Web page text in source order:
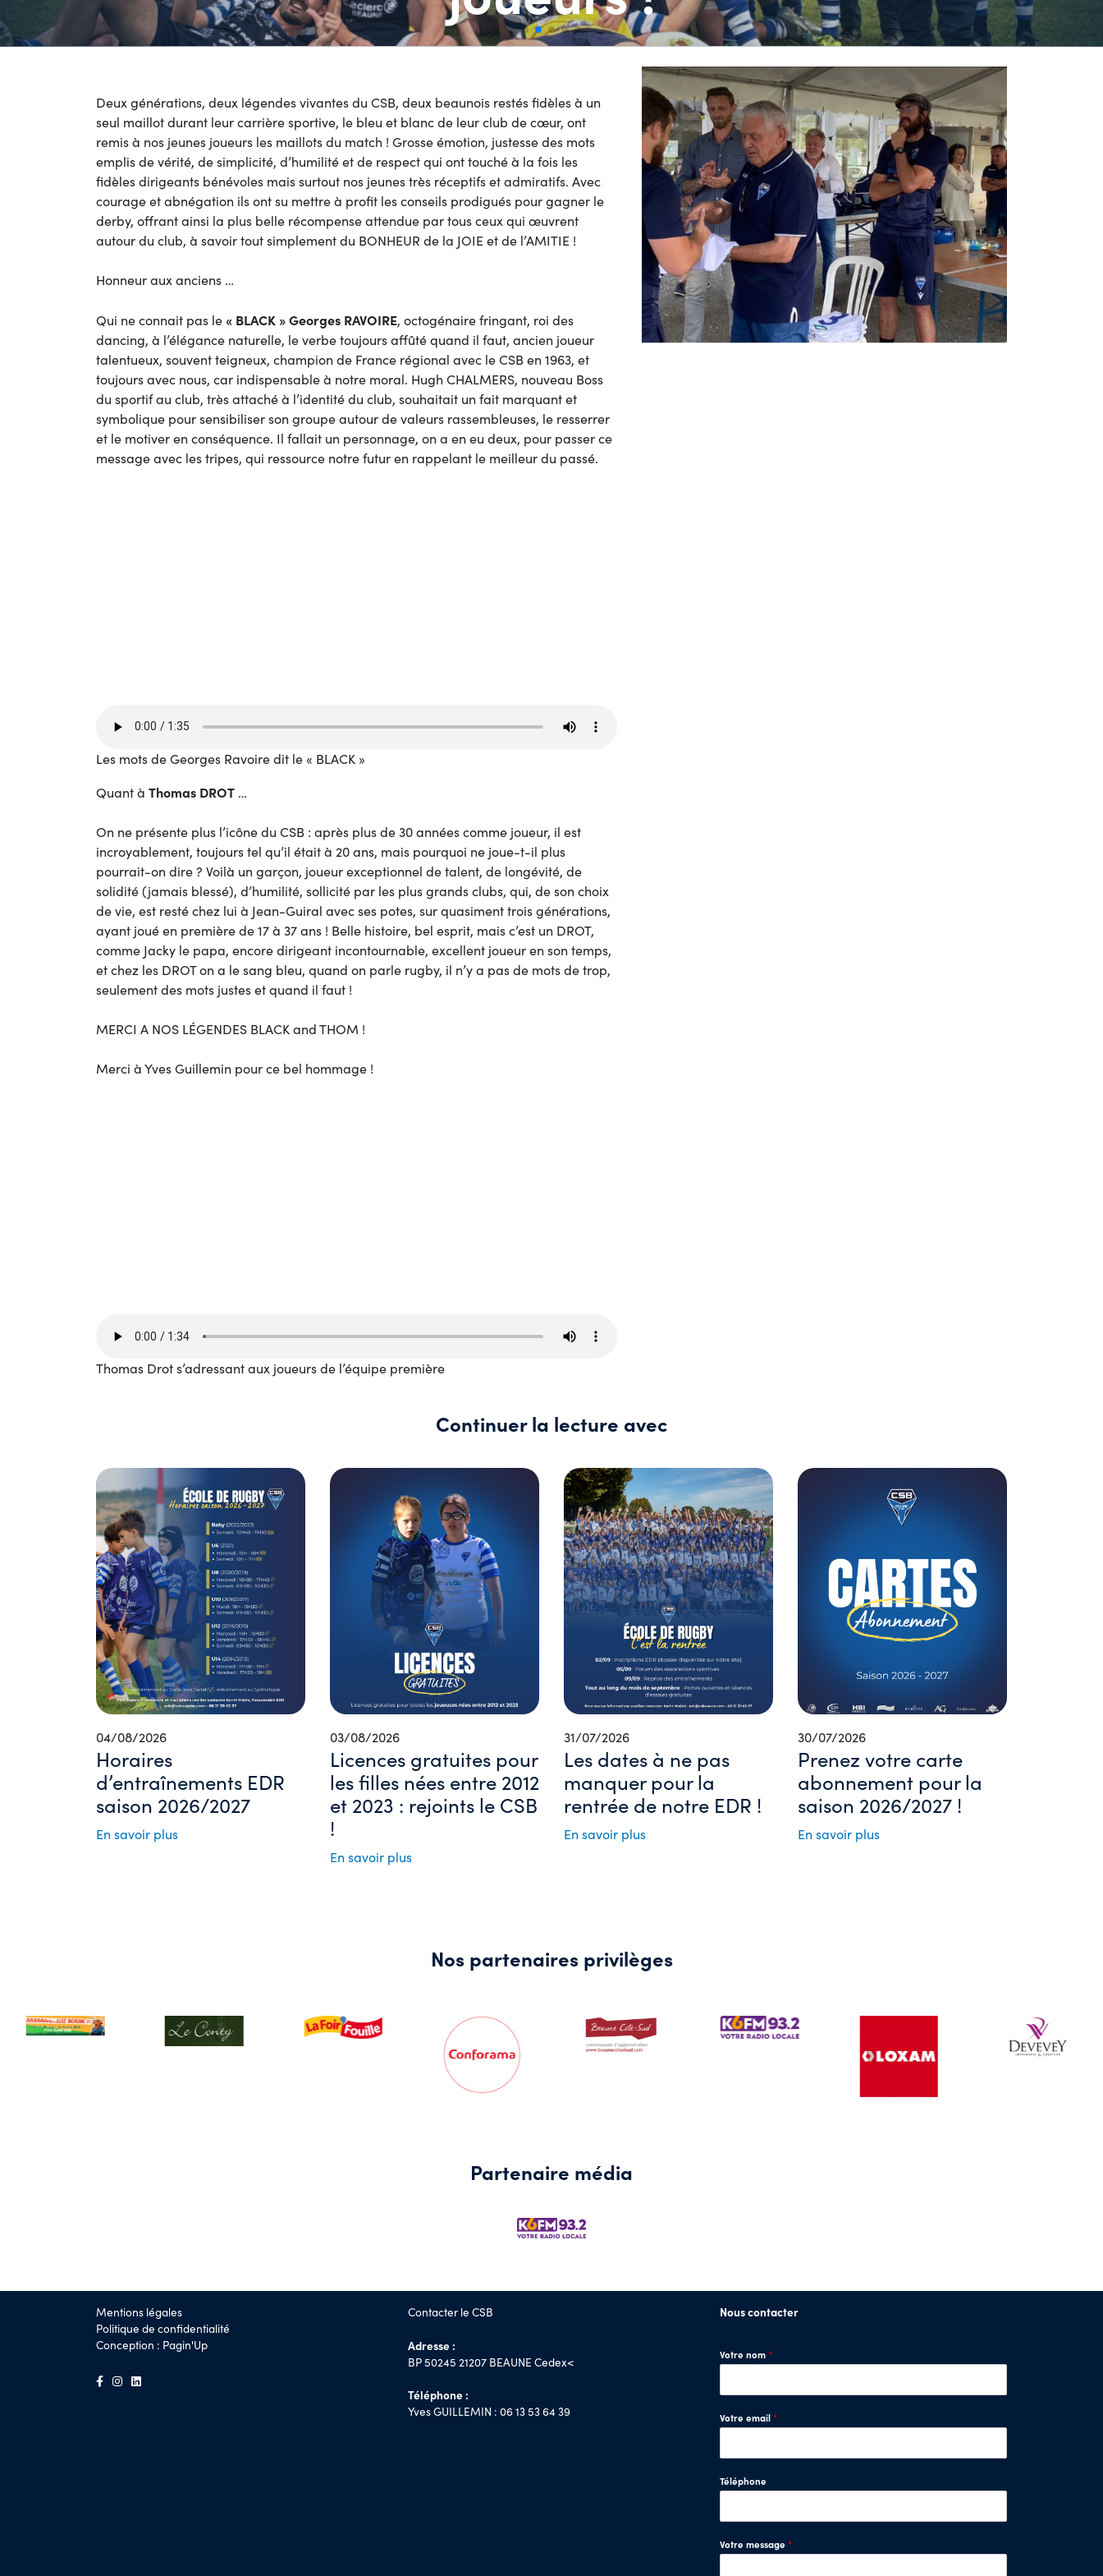
Deux générations, deux légendes vivantes du CSB, deux beaunois restés fidèles à un
seul maillot durant leur carrière sportive, le bleu et blanc de leur club de cœur, ont
remis à nos jeunes joueurs les maillots du match ! Grosse émotion, justesse des mots
emplis de vérité, de simplicité, d’humilité et de respect qui ont touché à la fois les
fidèles dirigeants bénévoles mais surtout nos jeunes très réceptifs et admiratifs. Avec
courage et abnégation ils ont su mettre à profit les conseils prodigués pour gagner le
derby, offrant ainsi la plus belle récompense attendue par tous ceux qui œuvrent
autour du club, à savoir tout simplement du BONHEUR de la JOIE et de l’AMITIE !
Honneur aux anciens …
Qui ne connait pas le« BLACK » Georges RAVOIRE, octogénaire fringant, roi des
dancing, à l’élégance naturelle, le verbe toujours affûté quand il faut, ancien joueur
talentueux, souvent teigneux, champion de France régional avec le CSB en 1963, et
toujours avec nous, car indispensable à notre moral. Hugh CHALMERS, nouveau Boss
du sportif au club, très attaché à l’identité du club, souhaitait un fait marquant et
symbolique pour sensibiliser son groupe autour de valeurs rassembleuses, le resserrer
et le motiver en conséquence. Il fallait un personnage, on a en eu deux, pour passer ce
message avec les tripes, qui ressource notre futur en rappelant le meilleur du passé.
Les mots de Georges Ravoire dit le « BLACK »
Quant à Thomas DROT …
On ne présente plus l’icône du CSB : après plus de 30 années comme joueur, il est
incroyablement, toujours tel qu’il était à 20 ans, mais pourquoi ne joue-t-il plus
pourrait-on dire ? Voilà un garçon, joueur exceptionnel de talent, de longévité, de
solidité (jamais blessé), d’humilité, sollicité par les plus grands clubs, qui, de son choix
de vie, est resté chez lui à Jean-Guiral avec ses potes, sur quasiment trois générations,
ayant joué en première de 17 à 37 ans ! Belle histoire, bel esprit, mais c’est un DROT,
comme Jacky le papa, encore dirigeant incontournable, excellent joueur en son temps,
et chez les DROT on a le sang bleu, quand on parle rugby, il n’y a pas de mots de trop,
seulement des mots justes et quand il faut !
MERCI A NOS LÉGENDES BLACK and THOM !
Merci à Yves Guillemin pour ce bel hommage !
Thomas Drot s’adressant aux joueurs de l’équipe première
Continuer la lecture avec
04/08/2026
Horaires
d’entraînements EDR
saison 2026/2027
En savoir plus
03/08/2026
Licences gratuites pour
les filles nées entre 2012
et 2023 : rejoints le CSB
!
En savoir plus
31/07/2026
Les dates à ne pas
manquer pour la
rentrée de notre EDR !
En savoir plus
30/07/2026
Prenez votre carte
abonnement pour la
saison 2026/2027 !
En savoir plus
Nos partenaires privilèges
Partenaire média
Mentions légales
Politique de confidentialité
Conception : Pagin'Up
Contacter le CSB
Adresse :
BP 50245 21207 BEAUNE Cedex<
Téléphone :
Yves GUILLEMIN : 06 13 53 64 39
Nous contacter
Votre nom *
Votre email *
Téléphone
Votre message *